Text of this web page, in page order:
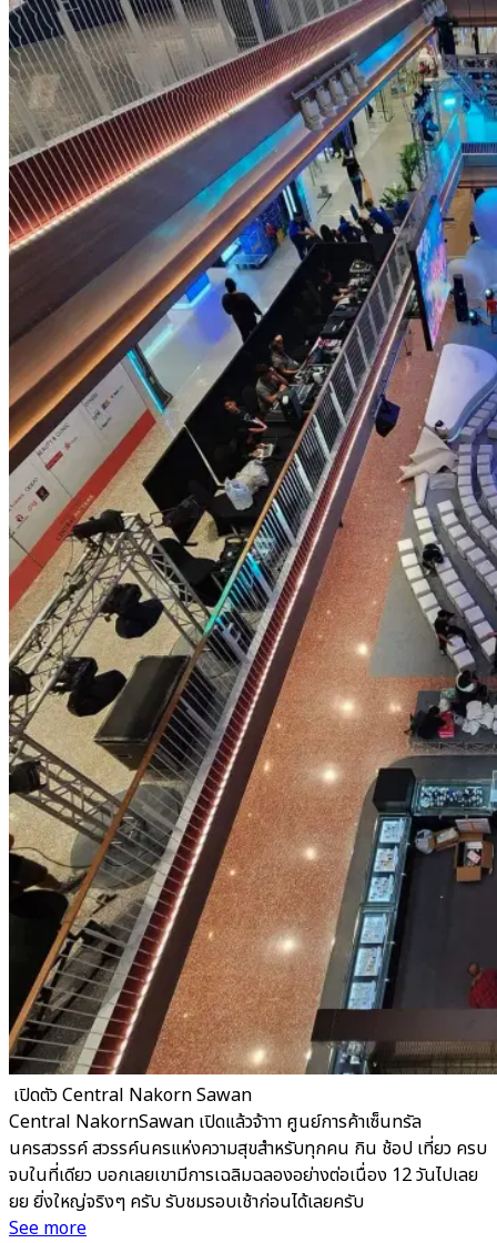
​ เปิดตัว Central Nakorn Sawan
Central NakornSawan เปิดแล้วจ้าาา ศูนย์การค้าเซ็นทรัล
นครสวรรค์ สวรรค์นครแห่งความสุขสำหรับทุกคน กิน ช้อป เที่ยว ครบ
จบในที่เดียว บอกเลยเขามีการเฉลิมฉลองอย่างต่อเนื่อง 12 วันไปเลย
ยย ยิ่งใหญ่จริงๆ ครับ รับชมรอบเช้าก่อนได้เลยครับ
See more